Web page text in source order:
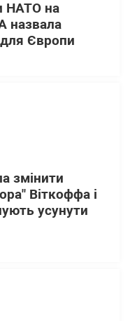
НАТО на
назвала
Європи
змінити
Віткоффа і
усунути